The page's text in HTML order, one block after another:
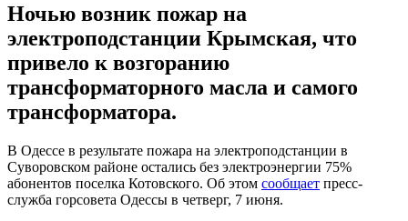
Ночью возник пожар на
электроподстанции Крымская, что
привело к возгоранию
трансформаторного масла и самого
трансформатора.
В Одессе в результате пожара на электроподстанции в
Суворовском районе остались без электроэнергии 75%
абонентов поселка Котовского. Об этом сообщает пресс-
служба горсовета Одессы в четверг, 7 июня.